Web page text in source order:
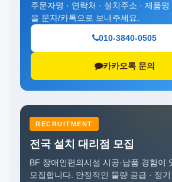
주문자명 · 연락처 · 설치주소 · 제품명
을 문자/카톡으로 보내주세요.
010-3840-0505
카카오톡 문의
RECRUITMENT
전국 설치 대리점 모집
BF 장애인편의시설 시공·납품 경험이
모집합니다. 안정적인 물량 공급 · 정기